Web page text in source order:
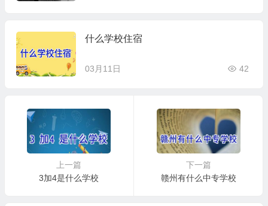
什么学校住宿
03月11日 42
上一篇
3加4是什么学校
下一篇
赣州有什么中专学校